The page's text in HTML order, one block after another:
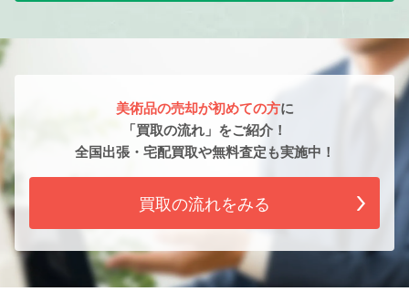
美術品の売却が初めての方に
「買取の流れ」をご紹介！
全国出張・宅配買取や無料査定も実施中！
買取の流れをみる